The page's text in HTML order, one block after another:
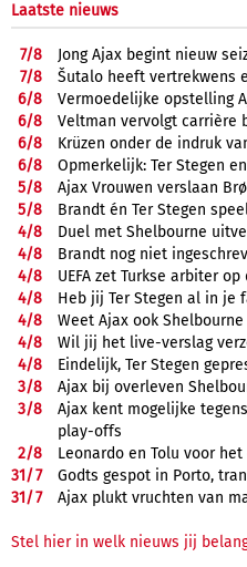
Laatste nieuws
7/8
Jong Ajax begint nieuw
7/8
Šutalo heeft vertrekwens
6/8
Vermoedelijke opstelling
6/8
Veltman vervolgt carrière
6/8
Krüzen onder de indruk
6/8
Opmerkelijk: Ter Stegen
5/8
Ajax Vrouwen verslaan
5/8
Brandt én Ter Stegen
4/8
Duel met Shelbourne
4/8
Brandt nog niet
4/8
UEFA zet Turkse arbiter
4/8
Heb jij Ter Stegen al in je
4/8
Weet Ajax ook
4/8
Wil jij het live-verslag
4/8
Eindelijk, Ter Stegen
3/8
Ajax bij overleven
3/8
Ajax kent mogelijke
play-offs
2/8
Leonardo en Tolu voor
31/7
Godts gespot in Porto,
31/7 Ajax plukt vruchten van
Stel hier in welk nieuws jij